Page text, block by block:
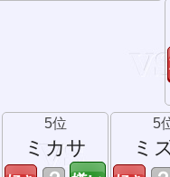
5位
ミカサ
5
ミ